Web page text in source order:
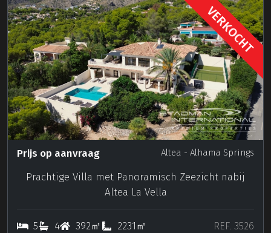
VERKOCHT
Prijs op aanvraag Altea - Alhama Springs
Prachtige Villa met Panoramisch Zeezicht nabij
Altea La Vella
5 4 392㎡ 2231㎡ REF. 3526